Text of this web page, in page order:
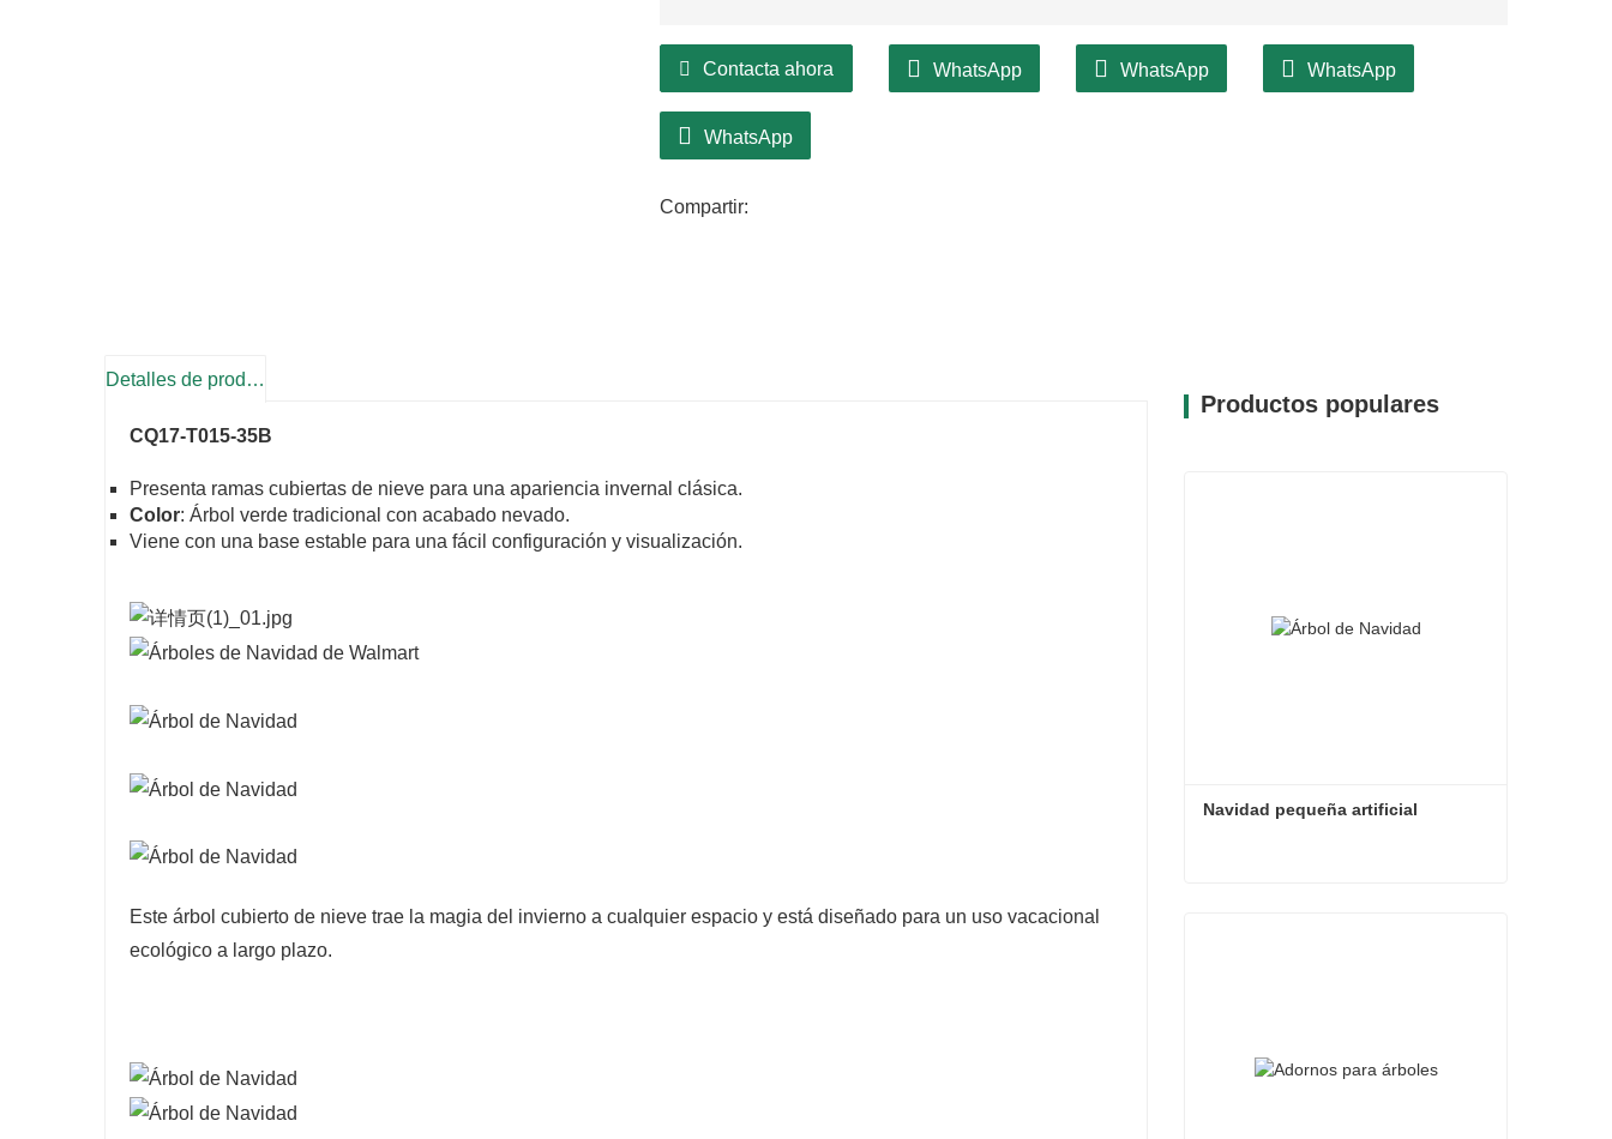
Contacta ahora WhatsApp WhatsApp WhatsApp
WhatsApp
Compartir:
Detalles de producto
CQ17-T015-35B
Presenta ramas cubiertas de nieve para una apariencia invernal clásica.
Color: Árbol verde tradicional con acabado nevado.
Viene con una base estable para una fácil configuración y visualización.
Este árbol cubierto de nieve trae la magia del invierno a cualquier espacio y está diseñado para un uso vacacional
ecológico a largo plazo.
Productos populares
Navidad pequeña artificial